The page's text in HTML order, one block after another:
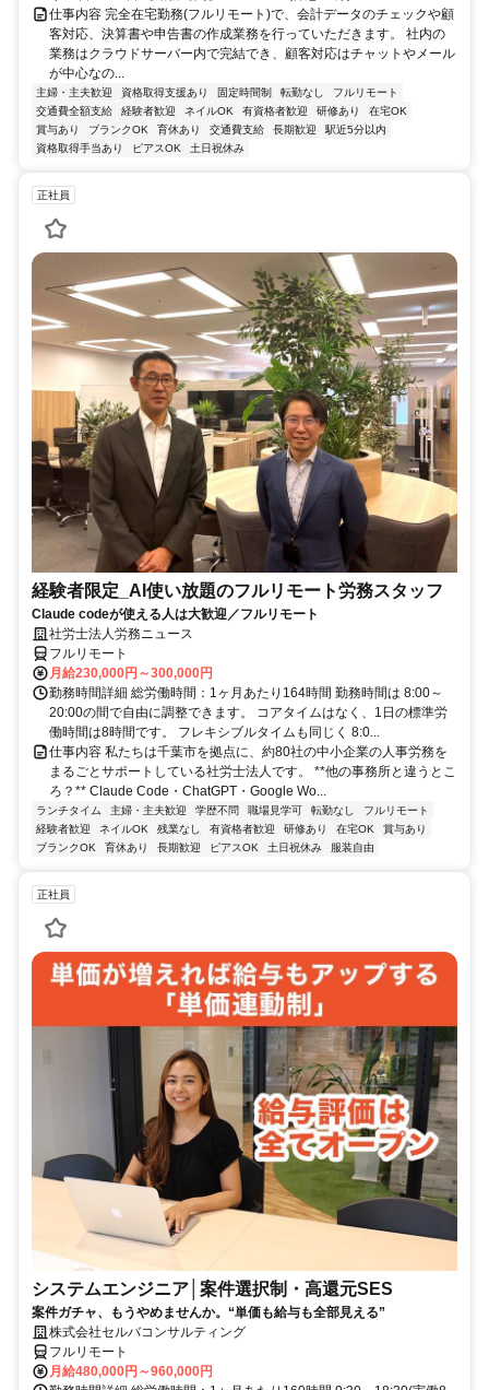
仕事内容 完全在宅勤務(フルリモート)で、会計データのチェックや顧
客対応、決算書や申告書の作成業務を行っていただきます。 社内の
業務はクラウドサーバー内で完結でき、顧客対応はチャットやメール
が中心なの...
主婦・主夫歓迎 資格取得支援あり 固定時間制 転勤なし
フルリモート
交通費全額支給
経験者歓迎 ネイルOK 有資格者歓迎 研修あり
在宅OK
賞与あり
ブランクOK 育休あり 交通費支給 長期歓迎
駅近5分以内
資格取得手当あり
ピアスOK 土日祝休み
正社員
経験者限定_AI使い放題のフルリモート労務スタッフ
Claude codeが使える人は大歓迎／フルリモート
社労士法人労務ニュース
フルリモート
月給230,000円～300,000円
勤務時間詳細 総労働時間：1ヶ月あたり164時間 勤務時間は 8:00～
20:00の間で自由に調整できます。 コアタイムはなく、1日の標準労
働時間は8時間です。 フレキシブルタイムも同じく 8:0...
仕事内容 私たちは千葉市を拠点に、約80社の中小企業の人事労務を
まるごとサポートしている社労士法人です。 **他の事務所と違うとこ
ろ？** Claude Code・ChatGPT・Google Wo...
ランチタイム 主婦・主夫歓迎 学歴不問 職場見学可 転勤なし
フルリモート
経験者歓迎
ネイルOK 残業なし 有資格者歓迎 研修あり 在宅OK
賞与あり
ブランクOK
育休あり 長期歓迎 ピアスOK 土日祝休み 服装自由
正社員
システムエンジニア│案件選択制・高還元SES
案件ガチャ、もうやめませんか。“単価も給与も全部見える”
株式会社セルバコンサルティング
フルリモート
月給480,000円～960,000円